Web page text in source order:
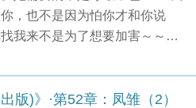
，也不是因为怕你才和你说
我来不是为了想要加害～～…
版)》·第52章：凤雏（2）